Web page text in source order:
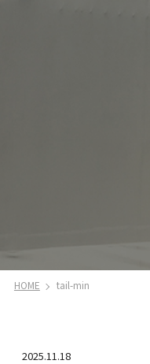
HOME tail-min
2025.11.18